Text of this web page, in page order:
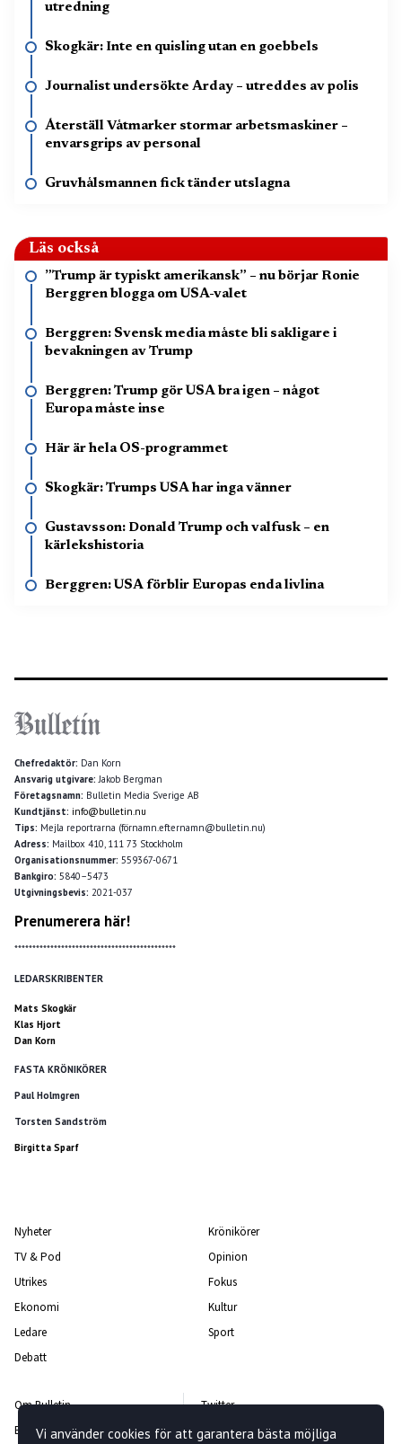
utredning
Skogkär: Inte en quisling utan en goebbels
Journalist undersökte Arday – utreddes av polis
Återställ Våtmarker stormar arbetsmaskiner –
envarsgrips av personal
Gruvhålsmannen fick tänder utslagna
Läs också
”Trump är typiskt amerikansk” – nu börjar Ronie
Berggren blogga om USA-valet
Berggren: Svensk media måste bli sakligare i
bevakningen av Trump
Berggren: Trump gör USA bra igen – något
Europa måste inse
Här är hela OS-programmet
Skogkär: Trumps USA har inga vänner
Gustavsson: Donald Trump och valfusk – en
kärlekshistoria
Berggren: USA förblir Europas enda livlina
Chefredaktör: Dan Korn
Ansvarig utgivare:Jakob Bergman
Företagsnamn: Bulletin Media Sverige AB
Kundtjänst: info@bulletin.nu
Tips: Mejla reportrarna (förnamn.efternamn@bulletin.nu)
Adress: Mailbox 410, 111 73 Stockholm
Organisationsnummer: 559367-0671
Bankgiro: 5840–5473
Utgivningsbevis: 2021-037
Prenumerera här!
*********************************************
LEDARSKRIBENTER
Mats Skogkär
Klas Hjort
Dan Korn
FASTA KRÖNIKÖRER
Paul Holmgren
Torsten Sandström
Birgitta Sparf
Nyheter
TV & Pod
Utrikes
Ekonomi
Ledare
Debatt
Krönikörer
Opinion
Fokus
Kultur
Sport
Om Bulletin
Bulletin-teamet
Twitter
Facebook
Vi använder cookies för att garantera bästa möjliga